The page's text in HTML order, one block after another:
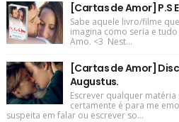
[Cartas de Amor] P.S
Sabe aquele livro/filme
imagina como seria e tudo
Amo. <3 Nest...
[Cartas de Amor]
Augustus.
Escrever qualquer
certamente é para me
suspeita em falar ou escrever so...